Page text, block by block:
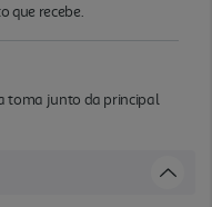
que recebe.
toma junto da principal